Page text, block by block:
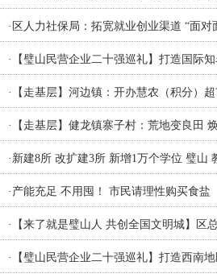
· 区人力社保局：拓宽就业创业渠道 “面对
· 【璧山民营企业二十强巡礼】打造国
· 【走基层】河边镇：开办慧农（积分）
· 【走基层】健龙镇寨子村：荒地变良田
· 新建8所 改扩建3所 新增1万个学位 璧
· 产能充足 不用囤！ 市民请理性购买食盐
· 【来了就是璧山人 共创全国文明城】
· 【璧山民营企业二十强巡礼】打造西